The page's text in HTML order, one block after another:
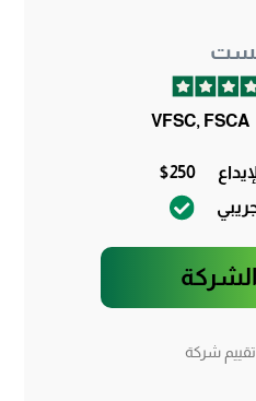
VFSC, FSCA
$250
شركة